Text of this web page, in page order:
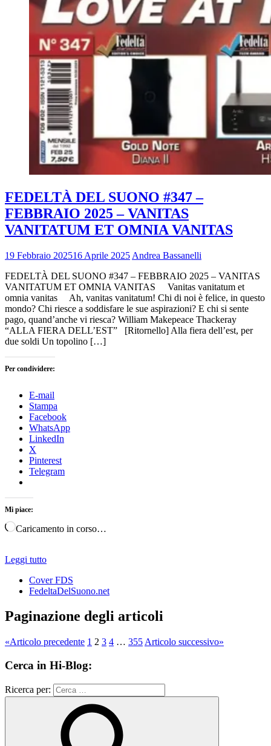
FEDELTÀ DEL SUONO #347 –
FEBBRAIO 2025 – VANITAS
VANITATUM ET OMNIA VANITAS
19 Febbraio 202516 Aprile 2025 Andrea Bassanelli
FEDELTÀ DEL SUONO #347 – FEBBRAIO 2025 – VANITAS
VANITATUM ET OMNIA VANITAS Vanitas vanitatum et
omnia vanitas Ah, vanitas vanitatum! Chi di noi è felice, in questo
mondo? Chi riesce a soddisfare le sue aspirazioni? E chi si sente
pago, quand’anche vi riesca? William Makepeace Thackeray
“ALLA FIERA DELL’EST” [Ritornello] Alla fiera dell’est, per
due soldi Un topolino […]
Per condividere:
E-mail
Stampa
Facebook
WhatsApp
LinkedIn
X
Pinterest
Telegram
Mi piace:
Caricamento in corso…
Leggi tutto
Cover FDS
FedeltaDelSuono.net
Paginazione degli articoli
«Articolo precedente 1 2 3 4 … 355 Articolo successivo»
Cerca in Hi-Blog:
Ricerca per: